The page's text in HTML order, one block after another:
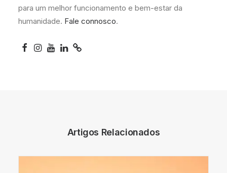
para um melhor funcionamento e bem-estar da
humanidade. Fale connosco.
Artigos Relacionados